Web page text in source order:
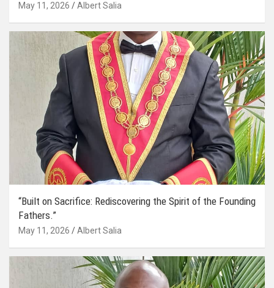
May 11, 2026 Albert Salia
“Built on Sacrifice: Rediscovering the Spirit of the Founding
Fathers.”
May 11, 2026 Albert Salia